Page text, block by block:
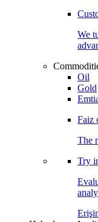
We
Oil
Gold
Faiz
The
Try